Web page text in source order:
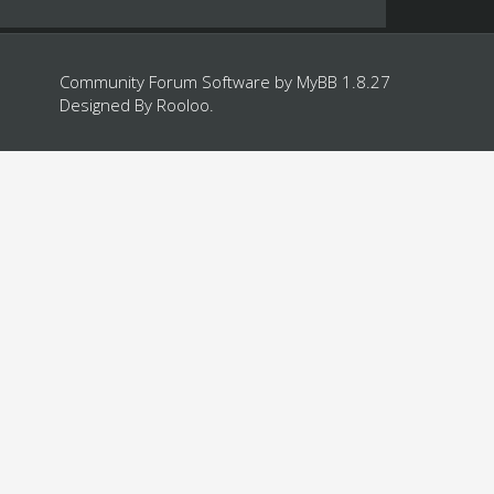
Community Forum Software by MyBB 1.8.27
Designed By Rooloo.